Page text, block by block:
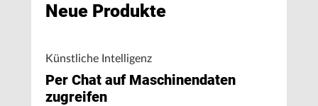
Neue Produkte
Künstliche Intelligenz
Per Chat auf Maschinendaten
zugreifen